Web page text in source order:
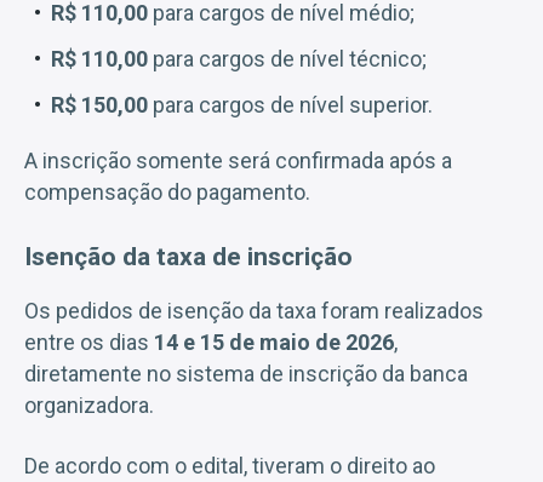
R$ 110,00 para cargos de nível médio;
R$ 110,00 para cargos de nível técnico;
R$ 150,00 para cargos de nível superior.
A inscrição somente será confirmada após a
compensação do pagamento.
Isenção da taxa de inscrição
Os pedidos de isenção da taxa foram realizados
entre os dias 14 e 15 de maio de 2026,
diretamente no sistema de inscrição da banca
organizadora.
De acordo com o edital, tiveram o direito ao